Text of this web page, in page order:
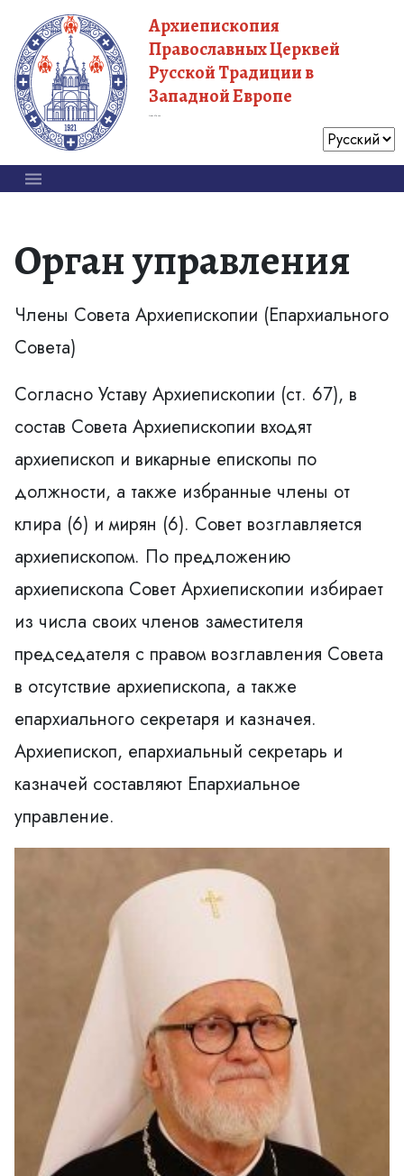
Архиепископия
Православных Церквей
Русской Традиции в
Западной Европе
Орган управления
Члены Совета Архиепископии (Епархиального
Совета)
Согласно Уставу Архиепископии (ст. 67), в
состав Совета Архиепископии входят
архиепископ и викарные епископы по
должности, а также избранные члены от
клира (6) и мирян (6). Совет возглавляется
архиепископом. По предложению
архиепископа Совет Архиепископии избирает
из числа своих членов заместителя
председателя с правом возглавления Совета
в отсутствие архиепископа, а также
епархиального секретаря и казначея.
Архиепископ, епархиальный секретарь и
казначей составляют Епархиальное
управление.